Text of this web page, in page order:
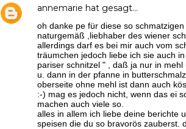
annemarie hat gesagt…
oh danke pe für diese so
naturgemäß ,liebhaber des wiener
allerdings darf es bei mir auch vom
träumchen jedoch liebe ich sie auch
pariser schnitzel " , daß ja nur in
u. dann in der pfanne in
oberseite ohne mehl ist dann auch
:-) mag es jedoch nicht, wenn das ei
machen auch viele so.
alles in allem ich liebe deine berichte
speisen die du so bravorös zauberst.